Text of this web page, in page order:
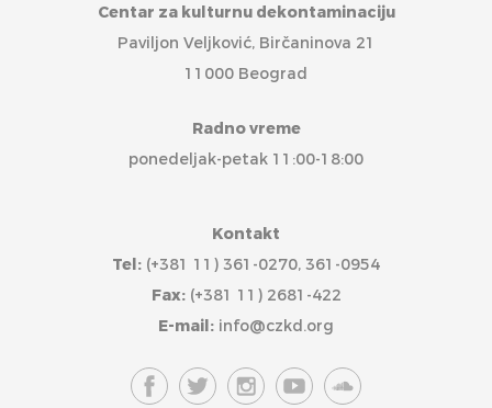
Centar za kulturnu dekontaminaciju
Paviljon Veljković, Birčaninova 21
11000 Beograd
Radno vreme
ponedeljak-petak 11:00-18:00
Kontakt
Tel: (+381 11) 361-0270, 361-0954
Fax:(+381 11) 2681-422
E-mail: info@czkd.org